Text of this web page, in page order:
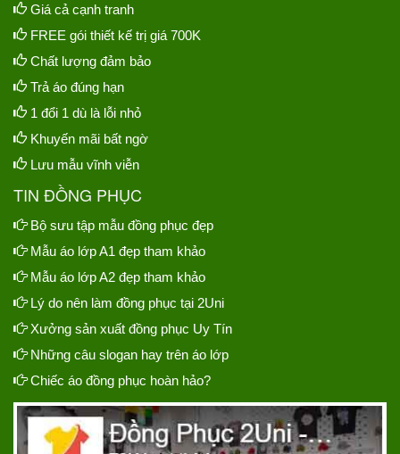
Giá cả cạnh tranh
FREE gói thiết kế trị giá 700K
Chất lượng đảm bảo
Trả áo đúng hạn
1 đổi 1 dù là lỗi nhỏ
Khuyến mãi bất ngờ
Lưu mẫu vĩnh viễn
TIN ĐỒNG PHỤC
Bộ sưu tập mẫu đồng phục đẹp
Mẫu áo lớp A1 đẹp tham khảo
Mẫu áo lớp A2 đẹp tham khảo
Lý do nên làm đồng phục tại 2Uni
Xưởng sản xuất đồng phục Uy Tín
Những câu slogan hay trên áo lớp
Chiếc áo đồng phục hoàn hảo?